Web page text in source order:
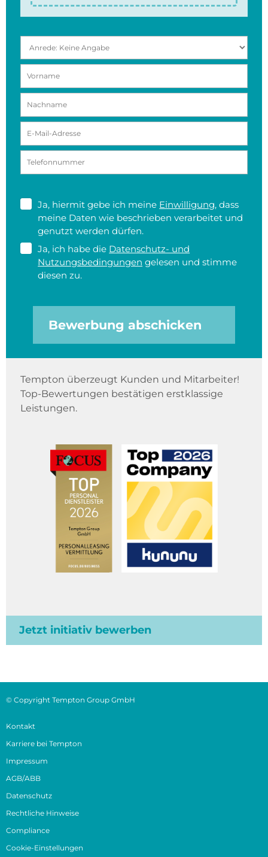
Ja, hiermit gebe ich meine Einwilligung, dass
meine Daten wie beschrieben verarbeitet und
genutzt werden dürfen.
Ja, ich habe die Datenschutz- und
Nutzungsbedingungen gelesen und stimme
diesen zu.
Bewerbung abschicken
Tempton überzeugt Kunden und Mitarbeiter!
Top-Bewertungen bestätigen erstklassige
Leistungen.
Jetzt initiativ bewerben
© Copyright Tempton Group GmbH
Kontakt
Karriere bei Tempton
Impressum
AGB/ABB
Datenschutz
Rechtliche Hinweise
Compliance
Cookie-Einstellungen